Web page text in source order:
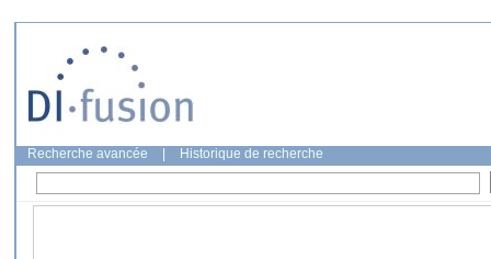
Recherche avancée Historique de recherche